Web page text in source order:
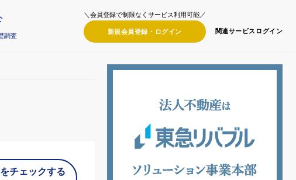
調査
＼会員登録で制限なくサービス利用可能／
新規会員登録・ ログイン 関連サービス ログイン
チェックする